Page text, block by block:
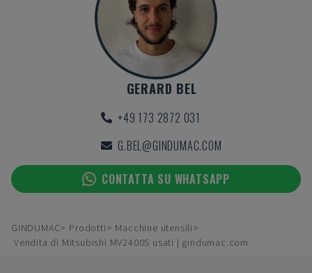
GERARD BEL
+49 173 2872 031
G.BEL@GINDUMAC.COM
CONTATTA SU WHATSAPP
GINDUMAC Prodotti
Macchine utensili
Vendita di Mitsubishi MV2400S usati | gindumac.com